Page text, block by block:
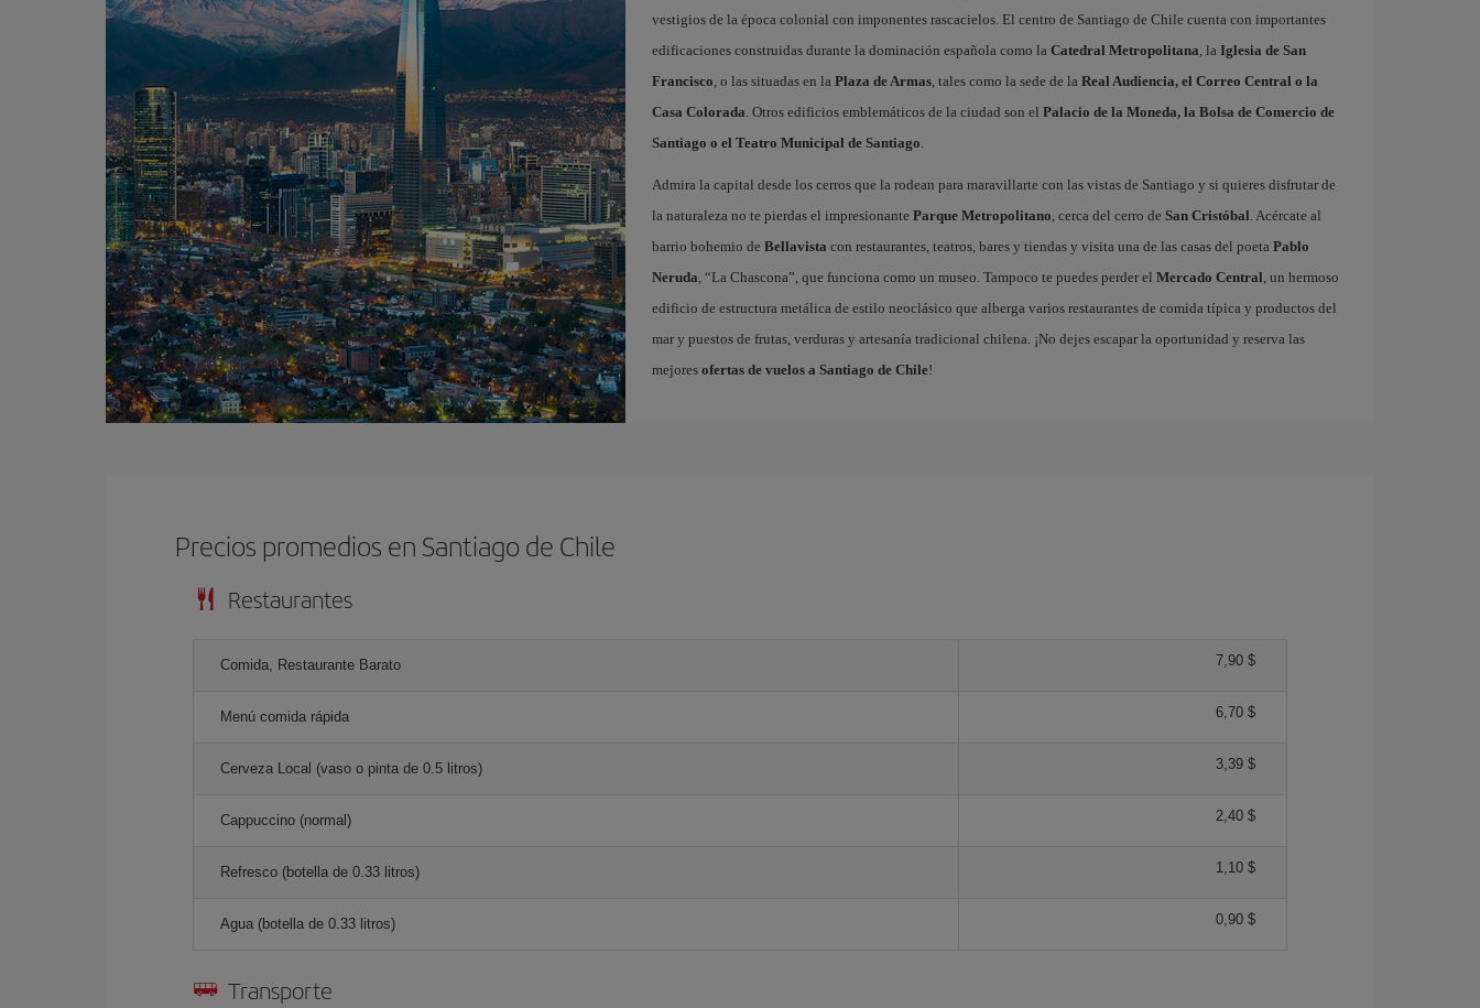
vestigios de la época colonial con imponentes rascacielos. El centro de Santiago de Chile cuenta con importantes
edificaciones construidas durante la dominación española como la Catedral Metropolitana, la Iglesia de San
Francisco, o las situadas en la Plaza de Armas, tales como la sede de la Real Audiencia, el Correo Central o la
Casa Colorada. Otros edificios emblemáticos de la ciudad son el Palacio de la Moneda, la Bolsa de Comercio de
Santiago o el Teatro Municipal de Santiago.
Admira la capital desde los cerros que la rodean para maravillarte con las vistas de Santiago y si quieres disfrutar de
la naturaleza no te pierdas el impresionante Parque Metropolitano, cerca del cerro de San Cristóbal. Acércate al
barrio bohemio de Bellavista con restaurantes, teatros, bares y tiendas y visita una de las casas del poeta Pablo
Neruda, “La Chascona”, que funciona como un museo. Tampoco te puedes perder el Mercado Central, un hermoso
edificio de estructura metálica de estilo neoclásico que alberga varios restaurantes de comida típica y productos del
mar y puestos de frutas, verduras y artesanía tradicional chilena. ¡No dejes escapar la oportunidad y reserva las
mejores ofertas de vuelos a Santiago de Chile!
Precios promedios en Santiago de Chile
Restaurantes
Comida, Restaurante Barato 7,90 $
Menú comida rápida 6,70 $
Cerveza Local (vaso o pinta de 0.5 litros) 3,39 $
Cappuccino (normal) 2,40 $
Refresco (botella de 0.33 litros) 1,10 $
Agua (botella de 0.33 litros) 0,90 $
Transporte